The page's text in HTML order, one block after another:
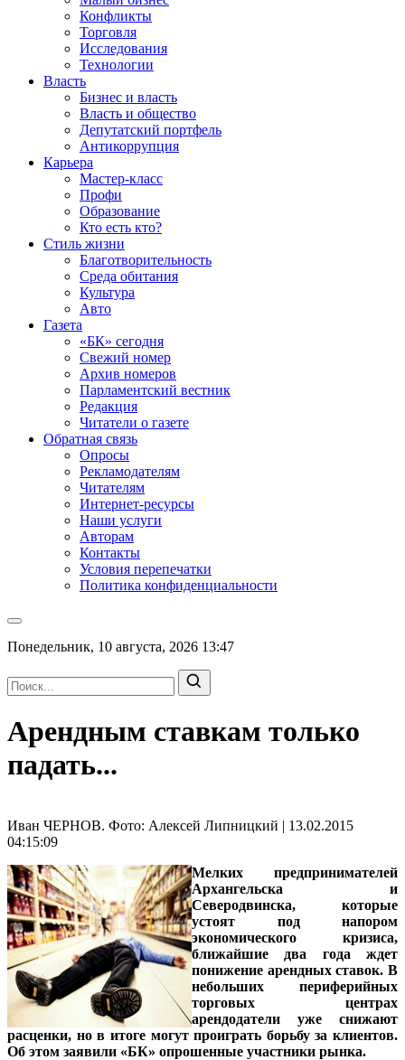
Конфликты
Торговля
Исследования
Технологии
Власть
Бизнес и власть
Власть и общество
Депутатский портфель
Антикоррупция
Карьера
Мастер-класс
Профи
Образование
Кто есть кто?
Стиль жизни
Благотворительность
Среда обитания
Культура
Авто
Газета
«БК» сегодня
Свежий номер
Архив номеров
Парламентский вестник
Редакция
Читатели о газете
Обратная связь
Опросы
Рекламодателям
Читателям
Интернет-ресурсы
Наши услуги
Авторам
Контакты
Условия перепечатки
Политика конфиденциальности
Понедельник, 10 августа, 2026 13:47
Арендным ставкам только
падать...
Иван ЧЕРНОВ. Фото: Алексей Липницкий | 13.02.2015
04:15:09
Мелких предпринимателей
Архангельска и
Северодвинска, которые
устоят под напором
экономического кризиса,
ближайшие два года ждет
понижение арендных ставок. В
небольших периферийных
торговых центрах
арендодатели уже снижают
расценки, но в итоге могут проиграть борьбу за клиентов.
Об этом заявили «БК» опрошенные участники рынка.